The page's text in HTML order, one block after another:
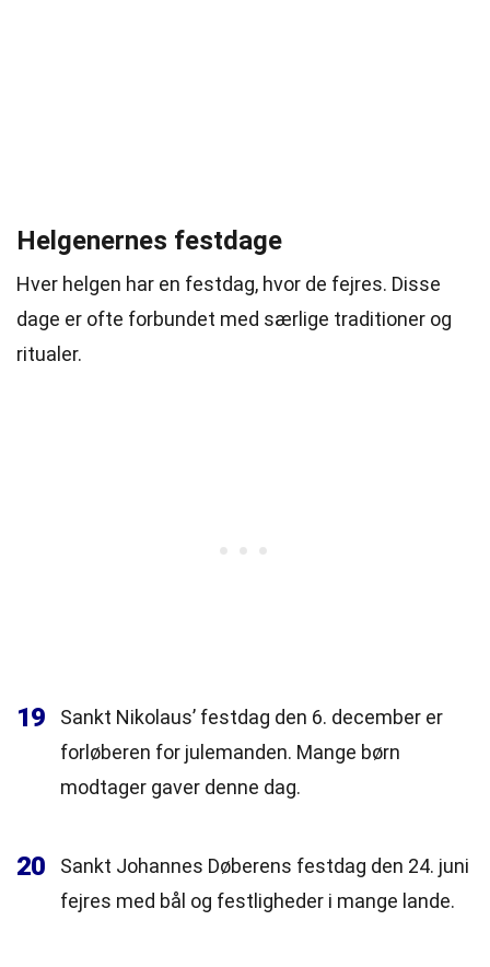
Helgenernes festdage
Hver helgen har en festdag, hvor de fejres. Disse
dage er ofte forbundet med særlige traditioner og
ritualer.
19
Sankt Nikolaus’ festdag den 6. december er
forløberen for julemanden. Mange børn
modtager gaver denne dag.
20
Sankt Johannes Døberens festdag den 24. juni
fejres med bål og festligheder i mange lande.